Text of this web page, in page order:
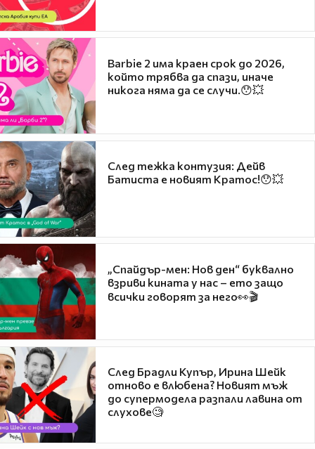
Barbie 2 има краен срок до 2026,
който трябва да спази, иначе
никога няма да се случи.😯💥
След тежка контузия: Дейв
Батиста е новият Кратос!😯💥
„Спайдър-мен: Нов ден“ буквално
взриви кината у нас – ето защо
всички говорят за него👀🎬
След Брадли Купър, Ирина Шейк
отново е влюбена? Новият мъж
до супермодела разпали лавина от
слухове🧐